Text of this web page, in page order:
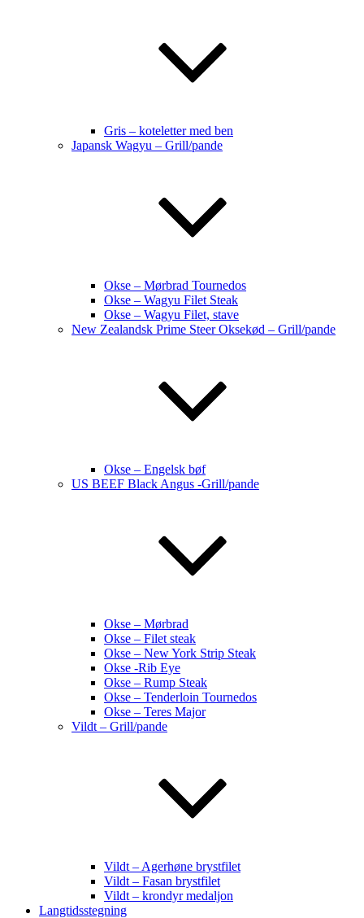
Gris – koteletter med ben
Japansk Wagyu – Grill/pande
Okse – Mørbrad Tournedos
Okse – Wagyu Filet Steak
Okse – Wagyu Filet, stave
New Zealandsk Prime Steer Oksekød – Grill/pande
Okse – Engelsk bøf
US BEEF Black Angus -Grill/pande
Okse – Mørbrad
Okse – Filet steak
Okse – New York Strip Steak
Okse -Rib Eye
Okse – Rump Steak
Okse – Tenderloin Tournedos
Okse – Teres Major
Vildt – Grill/pande
Vildt – Agerhøne brystfilet
Vildt – Fasan brystfilet
Vildt – krondyr medaljon
Langtidsstegning